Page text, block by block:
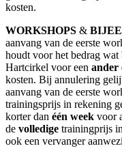
kosten.
WORKSHOPS &
aanvang van de eerste
houdt voor het bedrag
Hartcirkel voor een ander
kosten. Bij annulering
aanvang van de eerste
trainingsprijs in rekening
korter dan één week voor
de volledige trainingprijs
ook een vervanger